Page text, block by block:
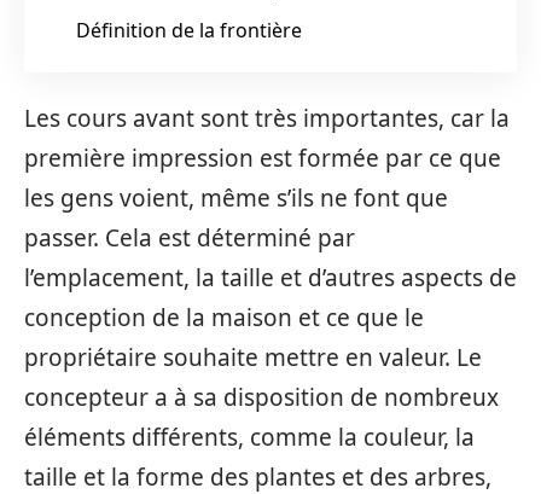
Définition de la frontière
Les cours avant sont très importantes, car la
première impression est formée par ce que
les gens voient, même s’ils ne font que
passer. Cela est déterminé par
l’emplacement, la taille et d’autres aspects de
conception de la maison et ce que le
propriétaire souhaite mettre en valeur. Le
concepteur a à sa disposition de nombreux
éléments différents, comme la couleur, la
taille et la forme des plantes et des arbres,